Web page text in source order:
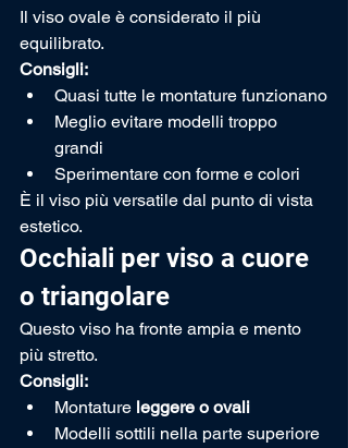
Il viso ovale è considerato il più
equilibrato.
Consigli:
Quasi tutte le montature funzionano
Meglio evitare modelli troppo
grandi
Sperimentare con forme e colori
È il viso più versatile dal punto di vista
estetico.
Occhiali per viso a cuore
o triangolare
Questo viso ha fronte ampia e mento
più stretto.
Consigli:
Montature leggere o ovali
Modelli sottili nella parte superiore